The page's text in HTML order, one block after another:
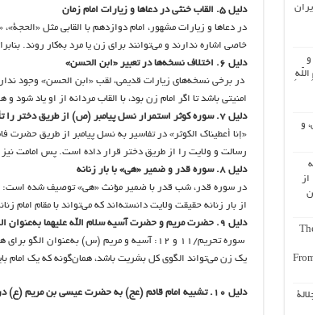
دلیل ۵. القاب خنثی در دعاها و زیارات امام زمان
در دعاها و زیارات مشهور، امام دوازدهم با القابی مثل
خاصی اشاره ندارند و می‌توانند برای زن یا مرد به‌کار روند.
دلیل ۶. اختلاف نسخه‌ها در تعبیر «ابن الحسن»
در برخی نسخه‌های زیارات قدیمی، لقب «ابن الحسن» وجود
امنیتی باشد تا اگر امام زن بود، با القاب مردانه از او یاد
دلیل ۷. سوره کوثر استمرار نسل پیامبر (ص) از طریق دختر را تأیید می‌کند
«إنا أعطیناک الکوثر» در تفاسیر به نسل پیامبر از طریق
رسالت و ولایت را از طریق دختر قرار داده است. پس امامت نیز
دلیل ۸. سوره قدر و ضمیر «هی» با بار زنانه
در سوره قدر، شب قدر با ضمیر مؤنث «هی» توصیف شده است:
از بار زنانه حقیقت ولایت دانسته‌اند که می‌تواند با مقام امام
دلیل ۹. حضرت مریم و حضرت آسیه سلام الله علیهما به‌عنوان الگوهای جهانی ایمان در قرآن
سوره تحریم/۱۱ و ۱۲: آسیه و مریم (س) به‌عنوان
یک زن می‌تواند الگوی کل بشریت باشد، همان‌گونه که یک امام
دلیل ۱۰. تشبیه امام قائم (عج) به حضرت عیسی بن مریم (ع) در روایات شیعه
و